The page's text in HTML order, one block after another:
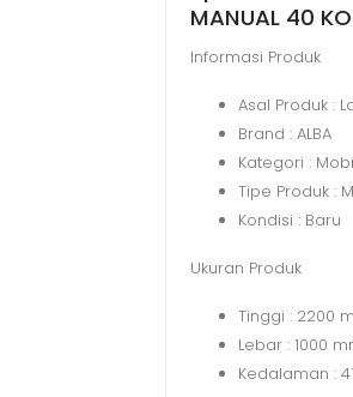
MANUAL 40
Informasi Produk
Asal Produk :
Brand : ALBA
Kategori :
Tipe Produk :
Kondisi : Baru
Ukuran Produk
Tinggi : 2200
Lebar : 1000
Kedalaman :